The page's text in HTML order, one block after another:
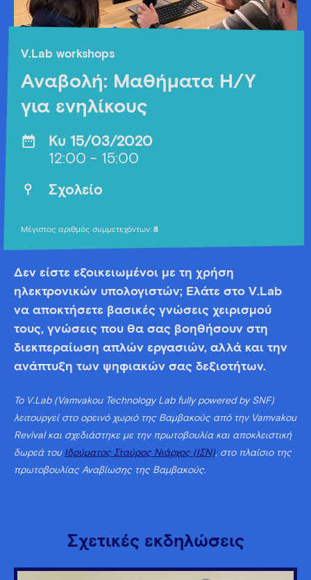
V.Lab workshops
Αναβολή: Μαθήματα Η/Υ
για ενηλίκους
Κυ 15/03/2020
12:00 - 15:00
Σχολείο
Μέγιστος αριθμός συμμετεχόντων: 8
Δεν είστε εξοικειωμένοι με τη χρήση
ηλεκτρονικών υπολογιστών; Ελάτε στο V.Lab
να αποκτήσετε βασικές γνώσεις χειρισμού
τους, γνώσεις που θα σας βοηθήσουν στη
διεκπεραίωση απλών εργασιών, αλλά και την
ανάπτυξη των ψηφιακών σας δεξιοτήτων.
Το V.Lab (Vamvakou Technology Lab fully powered by SNF)
λειτουργεί στο ορεινό χωριό της Βαμβακούς από την Vamvakou
Revival και σχεδιάστηκε με την πρωτοβουλία και αποκλειστική
δωρεά του Ιδρύματος Σταύρος Νιάρχος (ΙΣΝ), στο πλαίσιο της
πρωτοβουλίας Αναβίωσης της Βαμβακούς.
Σχετικές εκδηλώσεις